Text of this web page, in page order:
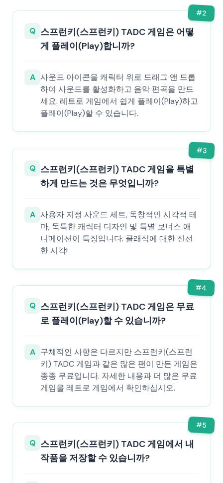
#2
Q 스프런키(스프런키) TADC 게임은 어떻
게 플레이(Play)합니까?
A 사운드 아이콘을 캐릭터 위로 드래그 앤 드롭
하여 사운드를 활성화하고 음악 편곡을 만드
세요. 레트로 게임에서 쉽게 플레이(Play)하고
플레이(Play)할 수 있습니다.
#3
Q 스프런키(스프런키) TADC 게임을 특별
하게 만드는 것은 무엇입니까?
A 사용자 지정 사운드 세트, 독창적인 시각적 테
마, 독특한 캐릭터 디자인 및 특별 보너스 애
니메이션이 특징입니다. 클래식에 대한 신선
한 시각!
#4
Q 스프런키(스프런키) TADC 게임은 무료
로 플레이(Play)할 수 있습니까?
A 구체적인 사항은 다르지만 스프런키(스프런
키) TADC 게임과 같은 많은 팬이 만든 게임은
종종 무료입니다. 자세한 내용과 더 많은 무료
게임을 레트로 게임에서 확인하십시오.
#5
Q 스프런키(스프런키) TADC 게임에서 내
작품을 저장할 수 있습니까?